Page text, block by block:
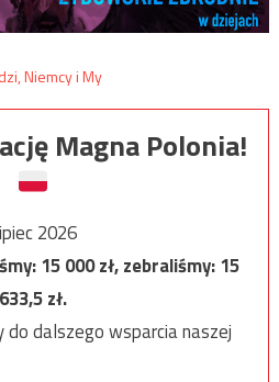
Magna Polonia!
2026
15 000zł, zebraliśmy:15
633,5zł.
do dalszego wsparcia naszej